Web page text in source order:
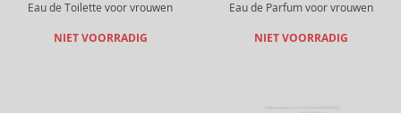
Eau de Toilette voor vrouwen
NIET VOORRADIG
Eau de Parfum voor vrouwen
NIET VOORRADIG